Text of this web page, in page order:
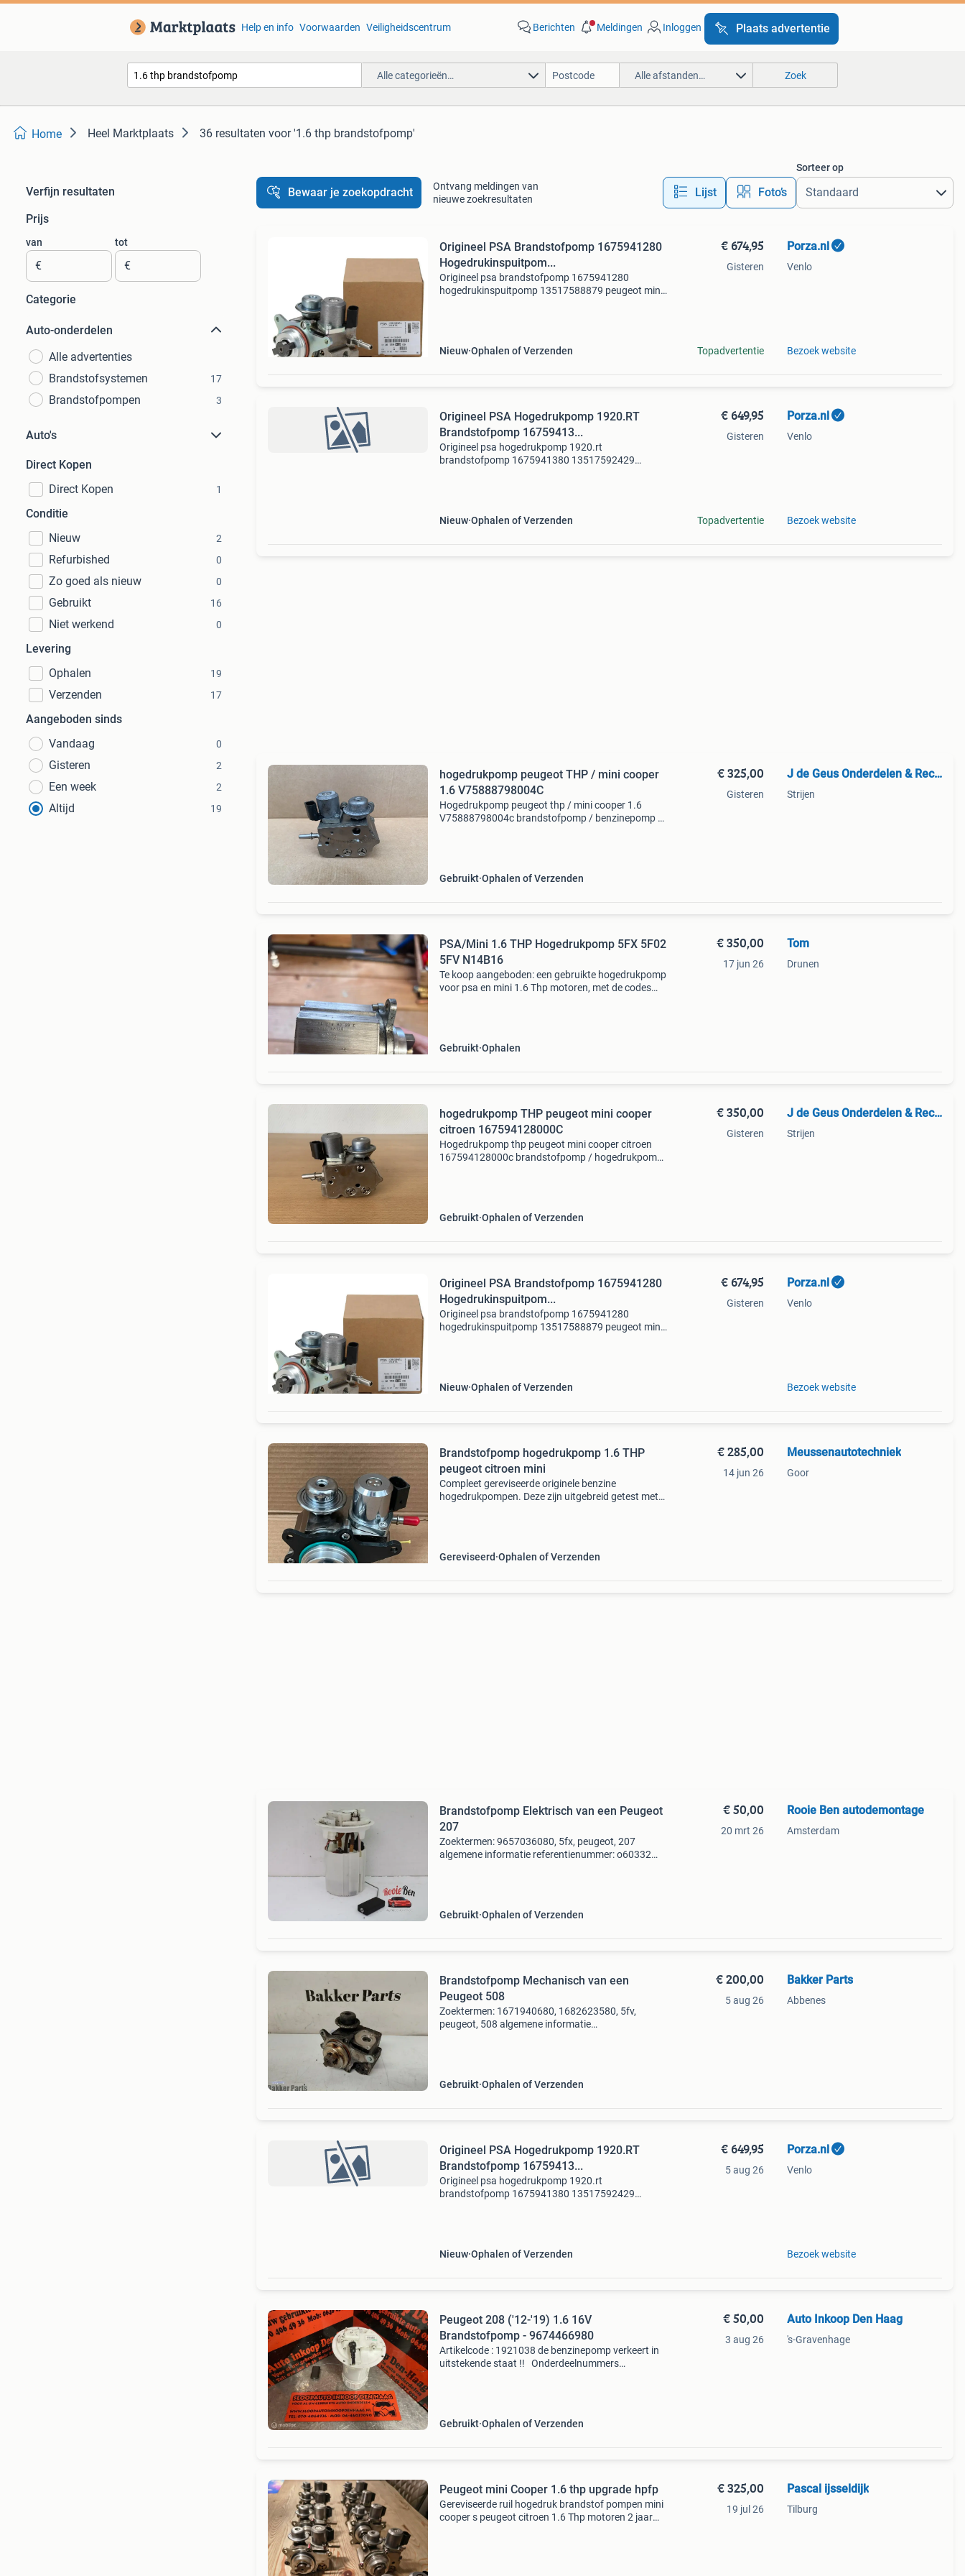
Help en info Voorwaarden Veiligheidscentrum Berichten Meldingen Inloggen Plaats advertentie
Alle categorieën… Alle afstanden… Zoek
Home Heel Marktplaats 36 resultaten voor '1.6 thp brandstofpomp'
Verfijn resultaten
Prijs
van
€
tot
€
Categorie
Auto-onderdelen
Alle advertenties
Brandstofsystemen
17
Brandstofpompen 3
Auto's
Direct Kopen
Direct Kopen
1
Conditie
Nieuw
2
Refurbished 0
Zo goed als nieuw 0
Gebruikt 16
Niet werkend 0
Levering
Ophalen
19
Verzenden 17
Aangeboden sinds
Vandaag
0
Gisteren 2
Een week 2
Altijd 19
Bewaar je zoekopdracht
Ontvang meldingen van
nieuwe zoekresultaten
Lijst Foto’s
Sorteer op
Origineel PSA Brandstofpomp 1675941280
Hogedrukinspuitpom...
Origineel psa brandstofpomp 1675941280
hogedrukinspuitpomp 13517588879 peugeot mini
Nieuw Ophalen of Verzenden
€ 674,95
Gisteren
Topadvertentie
Porza.nl
Venlo
Bezoek website
Origineel PSA Hogedrukpomp 1920.RT
Brandstofpomp 16759413...
Origineel psa hogedrukpomp 1920.rt
brandstofpomp 1675941380 13517592429
Nieuw Ophalen of Verzenden
€ 649,95
Gisteren
Topadvertentie
Porza.nl
Venlo
Bezoek website
hogedrukpomp peugeot THP / mini cooper
1.6 V75888798004C
Hogedrukpomp peugeot thp / mini cooper 1.6
V75888798004c brandstofpomp / benzinepomp /
Gebruikt Ophalen of Verzenden
€ 325,00
Gisteren
J de Geus Onderdelen & Recycling
Strijen
PSA/Mini 1.6 THP Hogedrukpomp 5FX 5F02
5FV N14B16
Te koop aangeboden: een gebruikte hogedrukpomp
voor psa en mini 1.6 Thp motoren, met de codes
Gebruikt Ophalen
€ 350,00
17 jun 26
Tom
Drunen
hogedrukpomp THP peugeot mini cooper
citroen 167594128000C
Hogedrukpomp thp peugeot mini cooper citroen
167594128000c brandstofpomp / hogedrukpomp
Gebruikt Ophalen of Verzenden
€ 350,00
Gisteren
J de Geus Onderdelen & Recycling
Strijen
Origineel PSA Brandstofpomp 1675941280
Hogedrukinspuitpom...
Origineel psa brandstofpomp 1675941280
hogedrukinspuitpomp 13517588879 peugeot mini
Nieuw Ophalen of Verzenden
€ 674,95
Gisteren
Porza.nl
Venlo
Bezoek website
Brandstofpomp hogedrukpomp 1.6 THP
peugeot citroen mini
Compleet gereviseerde originele benzine
hogedrukpompen. Deze zijn uitgebreid getest met
Gereviseerd Ophalen of Verzenden
€ 285,00
14 jun 26
Meussenautotechniek
Goor
Brandstofpomp Elektrisch van een Peugeot
207
Zoektermen: 9657036080, 5fx, peugeot, 207
algemene informatie referentienummer: o60332
Gebruikt Ophalen of Verzenden
€ 50,00
20 mrt 26
Rooie Ben autodemontage
Amsterdam
Brandstofpomp Mechanisch van een
Peugeot 508
Zoektermen: 1671940680, 1682623580, 5fv,
peugeot, 508 algemene informatie
Gebruikt Ophalen of Verzenden
€ 200,00
5 aug 26
Bakker Parts
Abbenes
Origineel PSA Hogedrukpomp 1920.RT
Brandstofpomp 16759413...
Origineel psa hogedrukpomp 1920.rt
brandstofpomp 1675941380 13517592429
Nieuw Ophalen of Verzenden
€ 649,95
5 aug 26
Porza.nl
Venlo
Bezoek website
Peugeot 208 ('12-'19) 1.6 16V
Brandstofpomp - 9674466980
Artikelcode : 1921038 de benzinepomp verkeert in
uitstekende staat !! Onderdeelnummers
Gebruikt Ophalen of Verzenden
€ 50,00
3 aug 26
Auto Inkoop Den Haag
's-Gravenhage
Peugeot mini Cooper 1.6 thp upgrade hpfp
Gereviseerde ruil hogedruk brandstof pompen mini
cooper s peugeot citroen 1.6 Thp motoren 2 jaar
€ 325,00
19 jul 26
Pascal ijsseldijk
Tilburg